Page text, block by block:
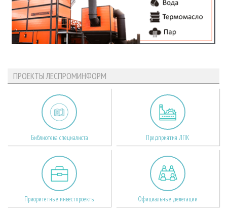
ПРОЕКТЫ ЛЕСПРОМИНФОРМ
Библиотека специалиста Предприятия ЛПК
Приоритетные инвестпроекты Официальные делегации